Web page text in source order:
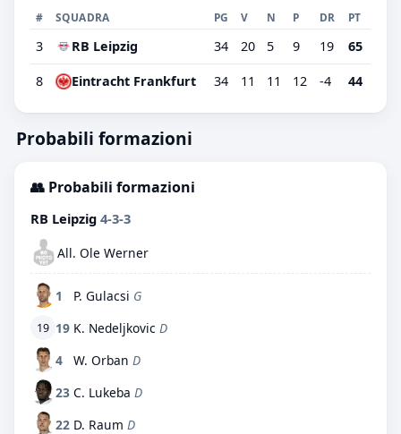
# SQUADRA PG V N P DR PT
3 RB Leipzig 34 20 5 9 19 65
8 Eintracht Frankfurt 34 11 11 12 -4 44
Probabili formazioni
👥 Probabili formazioni
RB Leipzig 4-3-3
All. Ole Werner
1 P. Gulacsi G
19 19 K. Nedeljkovic D
4
W. Orban D
23 C. Lukeba D
22 D. Raum D